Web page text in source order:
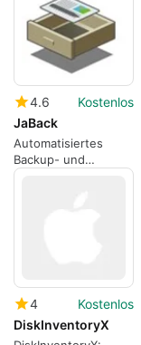
4.6
Kostenlos
JaBack
Automatisiertes
Backup- und
4
Kostenlos
DiskInventoryX